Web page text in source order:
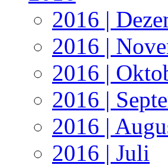
2016 |
2016 |
2016 |
2016 |
2016 |
2016 | Juli